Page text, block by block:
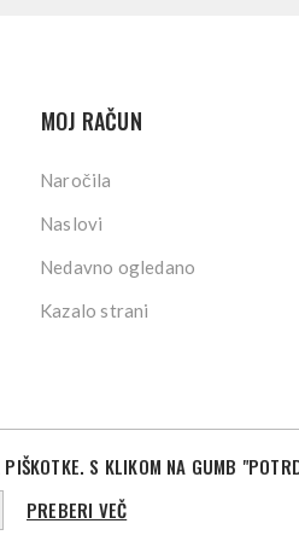
MOJ RAČUN
Naročila
Naslovi
Nedavno ogledano
Kazalo strani
Vse pravice pridržane.
Designed byNop-Templates.com
S KLIKOM NA GUMB
PREBERI VEČ